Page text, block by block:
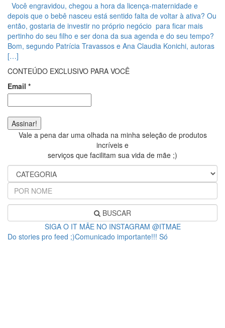
Você engravidou, chegou a hora da licença-maternidade e
depois que o bebê nasceu está sentido falta de voltar à ativa? Ou
então, gostaria de investir no próprio negócio para ficar mais
pertinho do seu filho e ser dona da sua agenda e do seu tempo?
Bom, segundo Patrícia Travassos e Ana Claudia Konichi, autoras
[…]
CONTEÚDO EXCLUSIVO PARA VOCÊ
Email *
Vale a pena dar uma olhada na minha seleção de produtos
incríveis e
serviços que facilitam sua vida de mãe ;)
BUSCAR
SIGA O IT MÃE NO INSTAGRAM @ITMAE
Do stories pro feed ;)Comunicado importante!!! Só